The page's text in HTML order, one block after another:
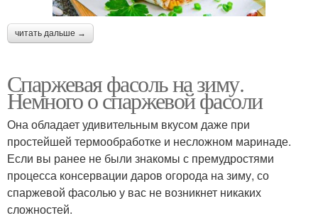
читать дальше →
Спаржевая фасоль на зиму.
Немного о спаржевой фасоли
Она обладает удивительным вкусом даже при
простейшей термообработке и несложном маринаде.
Если вы ранее не были знакомы с премудростями
процесса консервации даров огорода на зиму, со
спаржевой фасолью у вас не возникнет никаких
сложностей.